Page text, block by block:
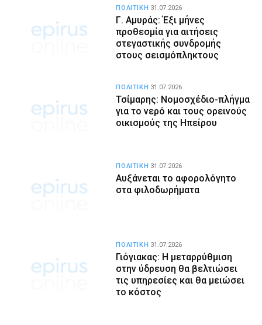
Γ. Αμυράς: Έξι μήνες
προθεσμία για αιτήσεις
στεγαστικής συνδρομής
στους σεισμόπληκτους
ΠΟΛΙΤΙΚΗ 31.07.2026
Τσίμαρης: Νομοσχέδιο-πλήγμα
για το νερό και τους ορεινούς
οικισμούς της Ηπείρου
ΠΟΛΙΤΙΚΗ 31.07.2026
Αυξάνεται το αφορολόγητο
στα φιλοδωρήματα
ΠΟΛΙΤΙΚΗ 31.07.2026
Γιόγιακας: Η μεταρρύθμιση
στην ύδρευση θα βελτιώσει
τις υπηρεσίες και θα μειώσει
το κόστος
ΠΟΛΙΤΙΚΗ 31.07.2026